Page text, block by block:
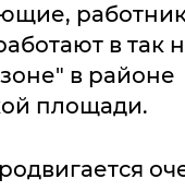
в так
в районе
площади.